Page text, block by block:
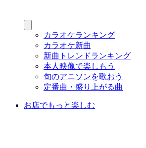
カラオケランキング
カラオケ新曲
新曲トレンドランキング
本人映像で楽しもう
旬のアニソンを歌おう
定番曲・盛り上がる曲
お店でもっと楽しむ